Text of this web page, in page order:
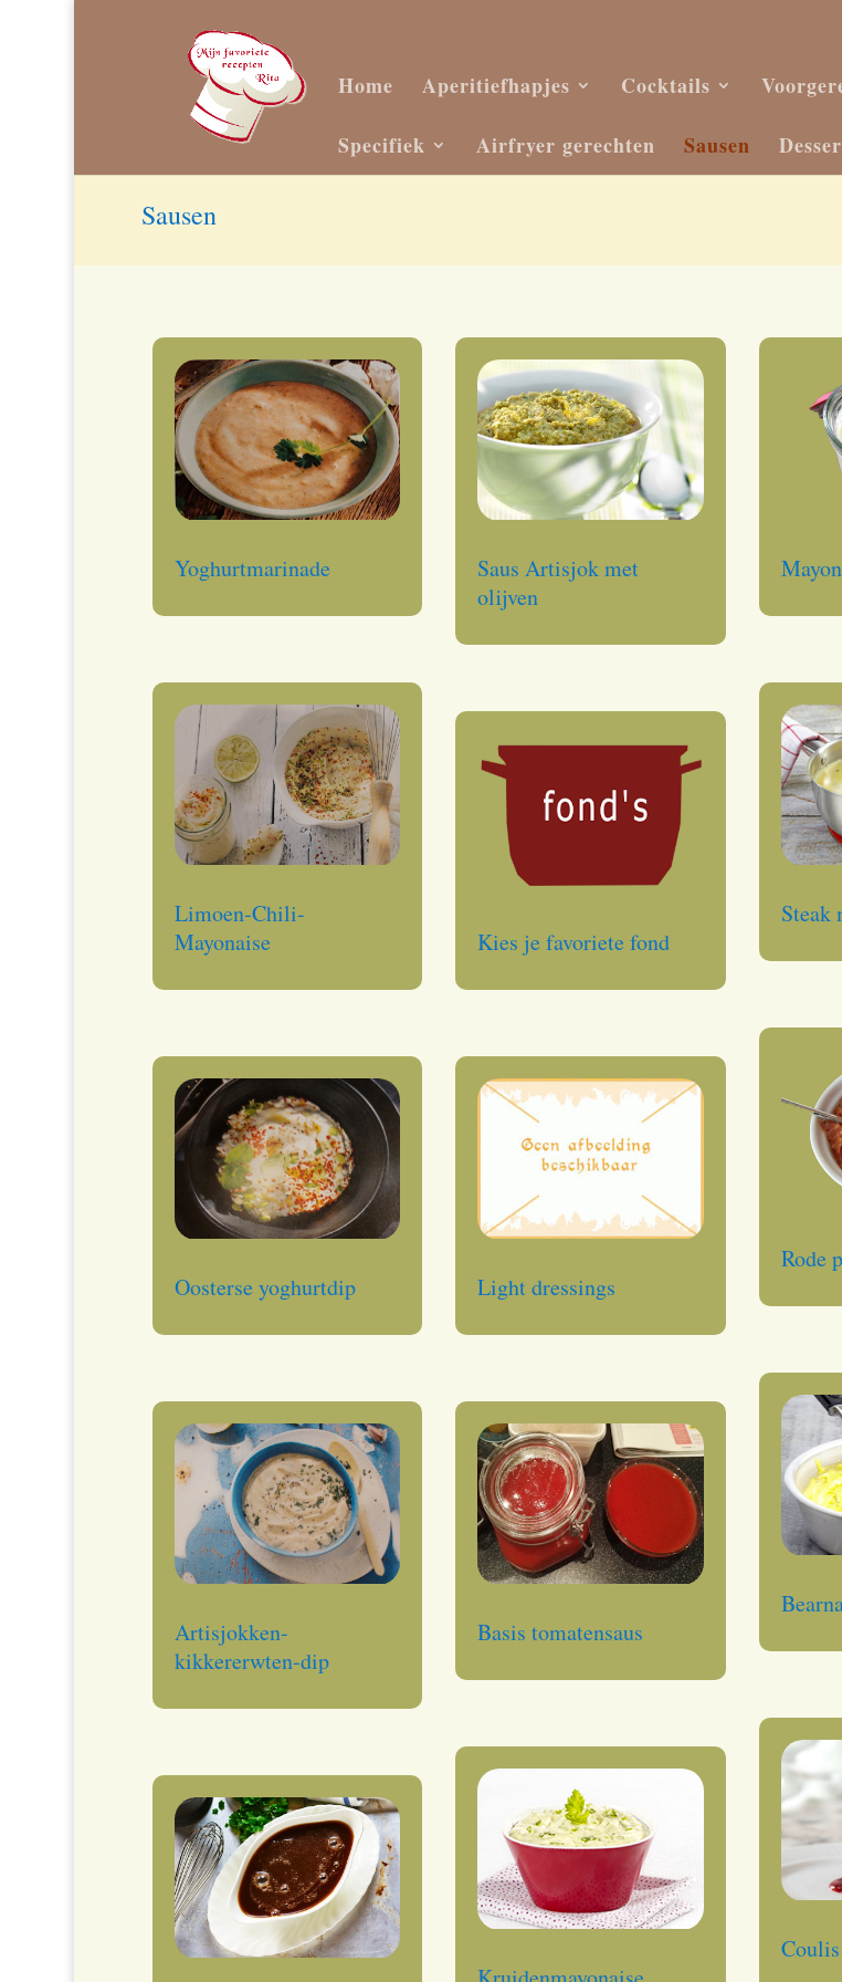
Home Aperitiefhapjes Cocktails
Specifiek Airfryer gerechten Sausen
Sausen
Yoghurtmarinade
Limoen-Chili-
Mayonaise
Oosterse yoghurtdip
Artisjokken-
kikkererwten-dip
Saus Artisjok met
olijven
Kies je favoriete fond
Light dressings
Basis tomatensaus
Steak
Rode